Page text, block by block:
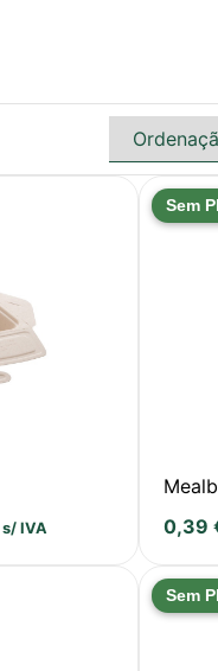
s/ IVA
Sem
0,39
Sem